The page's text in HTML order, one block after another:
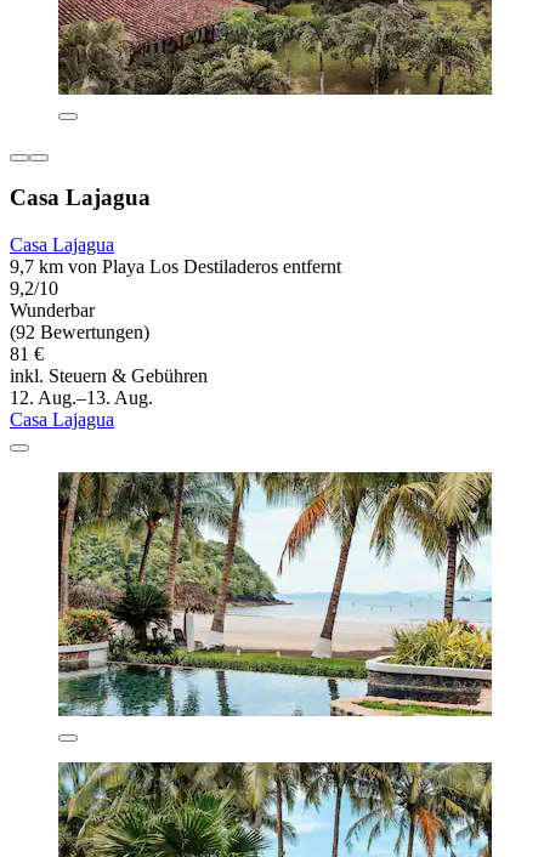
Casa Lajagua
Casa Lajagua
9,7 km von Playa Los Destiladeros entfernt
9,2/10
Wunderbar
(92 Bewertungen)
81 €
inkl. Steuern & Gebühren
12. Aug.–13. Aug.
Casa Lajagua